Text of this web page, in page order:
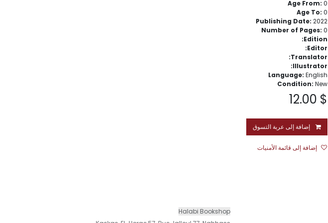
Age From: 0
Age To: 0
Publishing Date: 2022
Number of Pages: 0
Edition:
Editor:
Translator:
Illustrator:
Language: English
Condition: New
$
12.00
إضافة إلى عربة التسوق
إضافة إلى قائمة الأمنيات
Halabi Bookshop